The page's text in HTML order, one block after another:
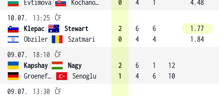
Evtimova/ Kochanova
0
4
1
4.48
10.07.
13:25 ČF
Klepac/
Stewart
Obziler/ Szatmari
2
0
6
4
6
4
1.77
1.84
09.07.
18:10 ČF
Kapshay/
Nagy
Groenefeld / Senoglu
2
1
6
4
1
6
12
10
09.07.
13:30 ČF